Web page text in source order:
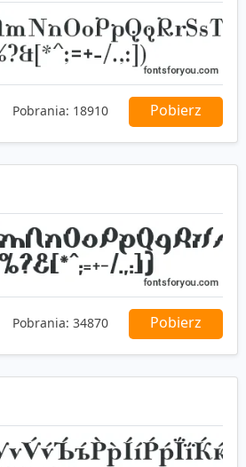
Pobrania: 18910 Pobierz
Pobrania: 34870 Pobierz